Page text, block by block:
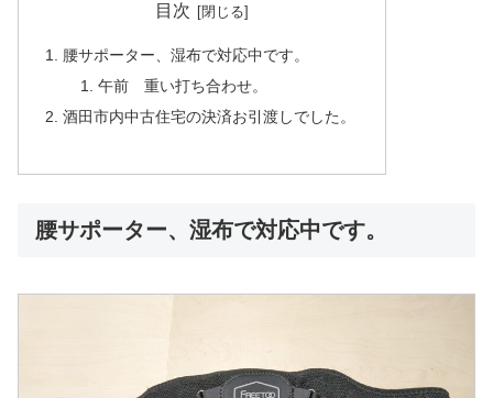
目次
腰サポーター、湿布で対応中です。
午前 重い打ち合わせ。
酒田市内中古住宅の決済お引渡しでした。
腰サポーター、湿布で対応中です。